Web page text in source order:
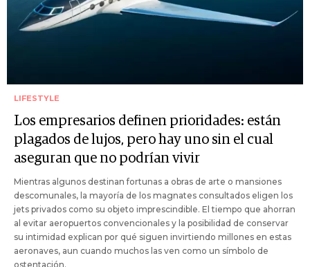
LIFESTYLE
Los empresarios definen prioridades: están
plagados de lujos, pero hay uno sin el cual
aseguran que no podrían vivir
Mientras algunos destinan fortunas a obras de arte o mansiones
descomunales, la mayoría de los magnates consultados eligen los
jets privados como su objeto imprescindible. El tiempo que ahorran
al evitar aeropuertos convencionales y la posibilidad de conservar
su intimidad explican por qué siguen invirtiendo millones en estas
aeronaves, aun cuando muchos las ven como un símbolo de
ostentación.